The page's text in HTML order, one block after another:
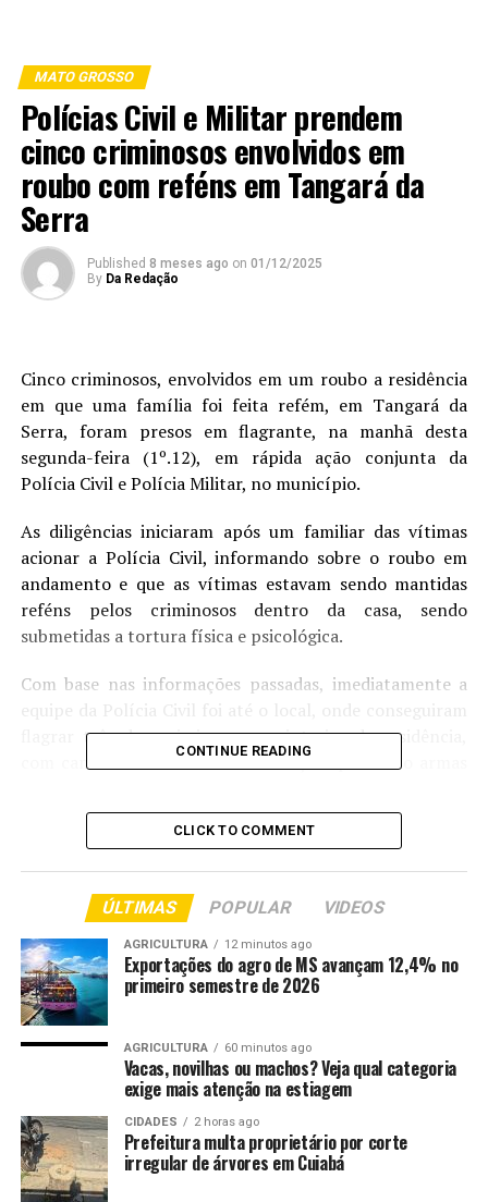
MATO GROSSO
Polícias Civil e Militar prendem
cinco criminosos envolvidos em
roubo com reféns em Tangará da
Serra
Published 8 meses ago on 01/12/2025
By Da Redação
Cinco criminosos, envolvidos em um roubo a residência
em que uma família foi feita refém, em Tangará da
Serra, foram presos em flagrante, na manhã desta
segunda-feira (1º.12), em rápida ação conjunta da
Polícia Civil e Polícia Militar, no município.
As diligências iniciaram após um familiar das vítimas
acionar a Polícia Civil, informando sobre o roubo em
andamento e que as vítimas estavam sendo mantidas
reféns pelos criminosos dentro da casa, sendo
submetidas a tortura física e psicológica.
Com base nas informações passadas, imediatamente a
equipe da Polícia Civil foi até o local, onde conseguiram
flagrar três dos criminosos no interior da residência,
com camisetas amarradas na cabeça e portando armas
Os policiais civis conseguiram realizar a prisão em
fogo, sendo dois revólveres, um calibre 38 e outro
calibre 32. Na sequência, os policiais receberam
informações de que outros dois criminosos que também
participavam do roubo haviam fugido do local.
Diante dos fatos, foi solicitado o apoio da Polícia Militar
que realizou a prisão dos outros dos suspeitos nas
proximidades. Com eles, foram encontradas, joias,
dinheiro e outros pertences subtraídos da vítima.
Durante o roubo, os criminosos subtraíram cerca de R$
CONTINUE READING
CLICK TO COMMENT
ÚLTIMAS POPULAR VIDEOS
AGRICULTURA 12 minutos ago
Exportações do agro de MS avançam 12,4% no
primeiro semestre de 2026
AGRICULTURA 60 minutos ago
Vacas, novilhas ou machos? Veja qual categoria
exige mais atenção na estiagem
CIDADES 2 horas ago
Prefeitura multa proprietário por corte
irregular de árvores em Cuiabá